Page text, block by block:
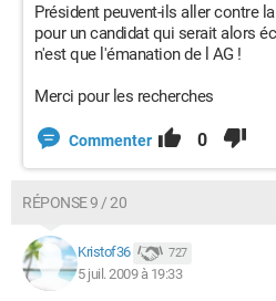
Président peuvent-ils aller contre
pour un candidat qui serait alors
n'est que l'émanation de l AG !
Merci pour les recherches
Commenter 0
RÉPONSE 9 / 20
Kristof36 727
5 juil. 2009 à 19:33